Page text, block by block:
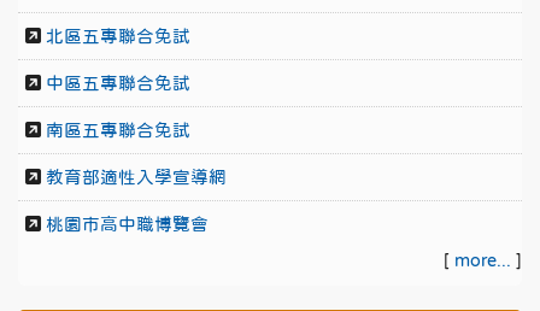
北區五專聯合免試
中區五專聯合免試
南區五專聯合免試
教育部適性入學宣導網
桃園市高中職博覽會
[ more... ]